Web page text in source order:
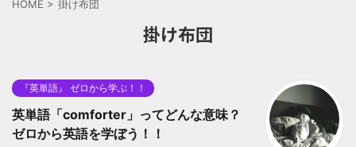
HOME > 掛け布団
掛け布団
『英単語』 ゼロから学ぶ！！
英単語「comforter」ってどんな意味？
ゼロから英語を学ぼう！！